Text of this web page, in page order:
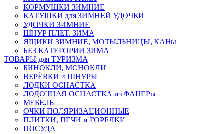
КОРМУШКИ ЗИМНИЕ
КАТУШКИ для ЗИМНЕЙ УДОЧКИ
УДОЧКИ ЗИМНИЕ
ШНУР ПЛЕТ. ЗИМА
ЯЩИКИ ЗИМНИЕ, МОТЫЛЬНИЦЫ, КАНы
БЕЗ КАТЕГОРИИ ЗИМА
ТОВАРЫ для ТУРИЗМА
БИНОКЛИ, МОНОКЛИ
ВЕРЁВКИ и ШНУРЫ
ЛОДКИ ОСНАСТКА
ЛОДОЧНАЯ ОСНАСТКА из ФАНЕРы
МЕБЕЛЬ
ОЧКИ ПОЛЯРИЗАЦИОННЫЕ
ПЛИТКИ, ПЕЧИ и ГОРЕЛКИ
ПОСУДА